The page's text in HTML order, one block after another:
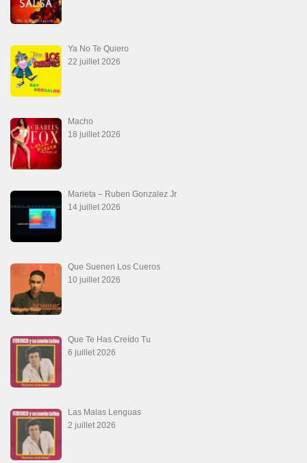
Ya No Te Quiero
22 juillet 2026
Macho
18 juillet 2026
Marieta – Ruben Gonzalez Jr
14 juillet 2026
Que Suenen Los Cueros
10 juillet 2026
Que Te Has Creído Tu
6 juillet 2026
Las Malas Lenguas
2 juillet 2026